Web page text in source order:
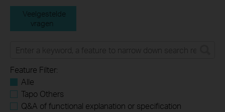
Veelgestelde
vragen
Feature Filter:
Alle
Tapo Others
Q&A of functional explanation or specification